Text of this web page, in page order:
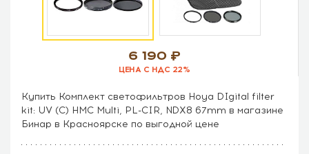
6 190
ЦЕНА С НДС 22%
Купить Комплект светофильтров Hoya DIgital filter
kit: UV (C) HMC Multi, PL-CIR, NDX8 67mm в магазине
Бинар в Красноярске по выгодной цене